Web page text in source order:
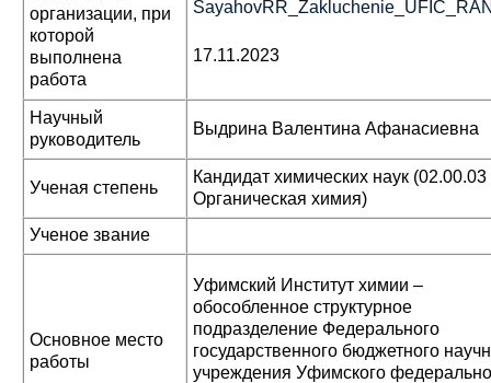
организации, при
которой
выполнена
работа
17.11.2023
Научный
руководитель
Выдрина Валентина Афанасиевна
Ученая степень
Кандидат химических наук (02.00.03
Органическая химия)
Ученое звание
Основное место
работы
Уфимский Институт химии –
обособленное структурное
подразделение Федерального
государственного бюджетного
учреждения Уфимского